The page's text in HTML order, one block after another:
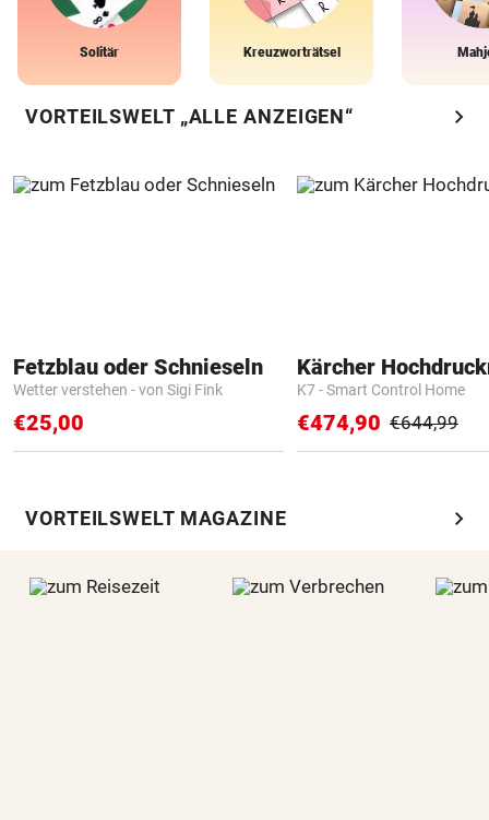
Solitär Kreuzworträtsel
VORTEILSWELT „ALLE ANZEIGEN“ chevron_right
Fetzblau oder Schnieseln
Wetter verstehen - von Sigi Fink
€25,00
Kärcher
K7 - Smart Control Home
€474,90 €644,99
VORTEILSWELT MAGAZINE chevron_right